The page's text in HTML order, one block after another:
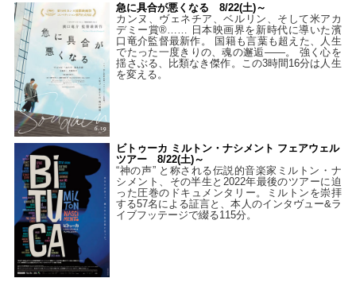
急に具合が悪くなる 8/22(土)～
カンヌ、ヴェネチア、ベルリン、そして米アカ
デミー賞®…… 日本映画界を新時代に導いた濱
口竜介監督最新作。 国籍も言葉も超えた、人生
でたった一度きりの、魂の邂逅――。 強く心を
揺さぶる、比類なき傑作。この3時間16分は人生
を変える。
ビトゥーカ ミルトン・ナシメント フェアウェル
ツアー 8/22(土)～
“神の声” と称される伝説的音楽家ミルトン・ナ
シメント、その半生と2022年最後のツアーに迫
った圧巻のドキュメンタリー。ミルトンを崇拝
する57名による証言と、本人のインタヴュー&ラ
イブフッテージで綴る115分。